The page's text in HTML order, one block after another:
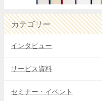
カテゴリー
インタビュー
サービス資料
セミナー・イベント